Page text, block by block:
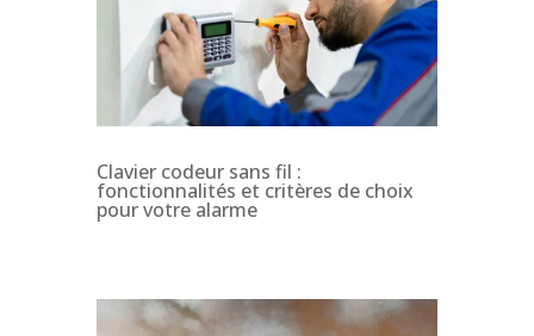
Clavier codeur sans fil :
fonctionnalités et critères de choix
pour votre alarme